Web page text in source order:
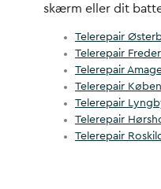
skærm eller dit
Telerepair
Telerepair
Telerepair
Telerepair
Telerepair
Telerepair
Telerepair